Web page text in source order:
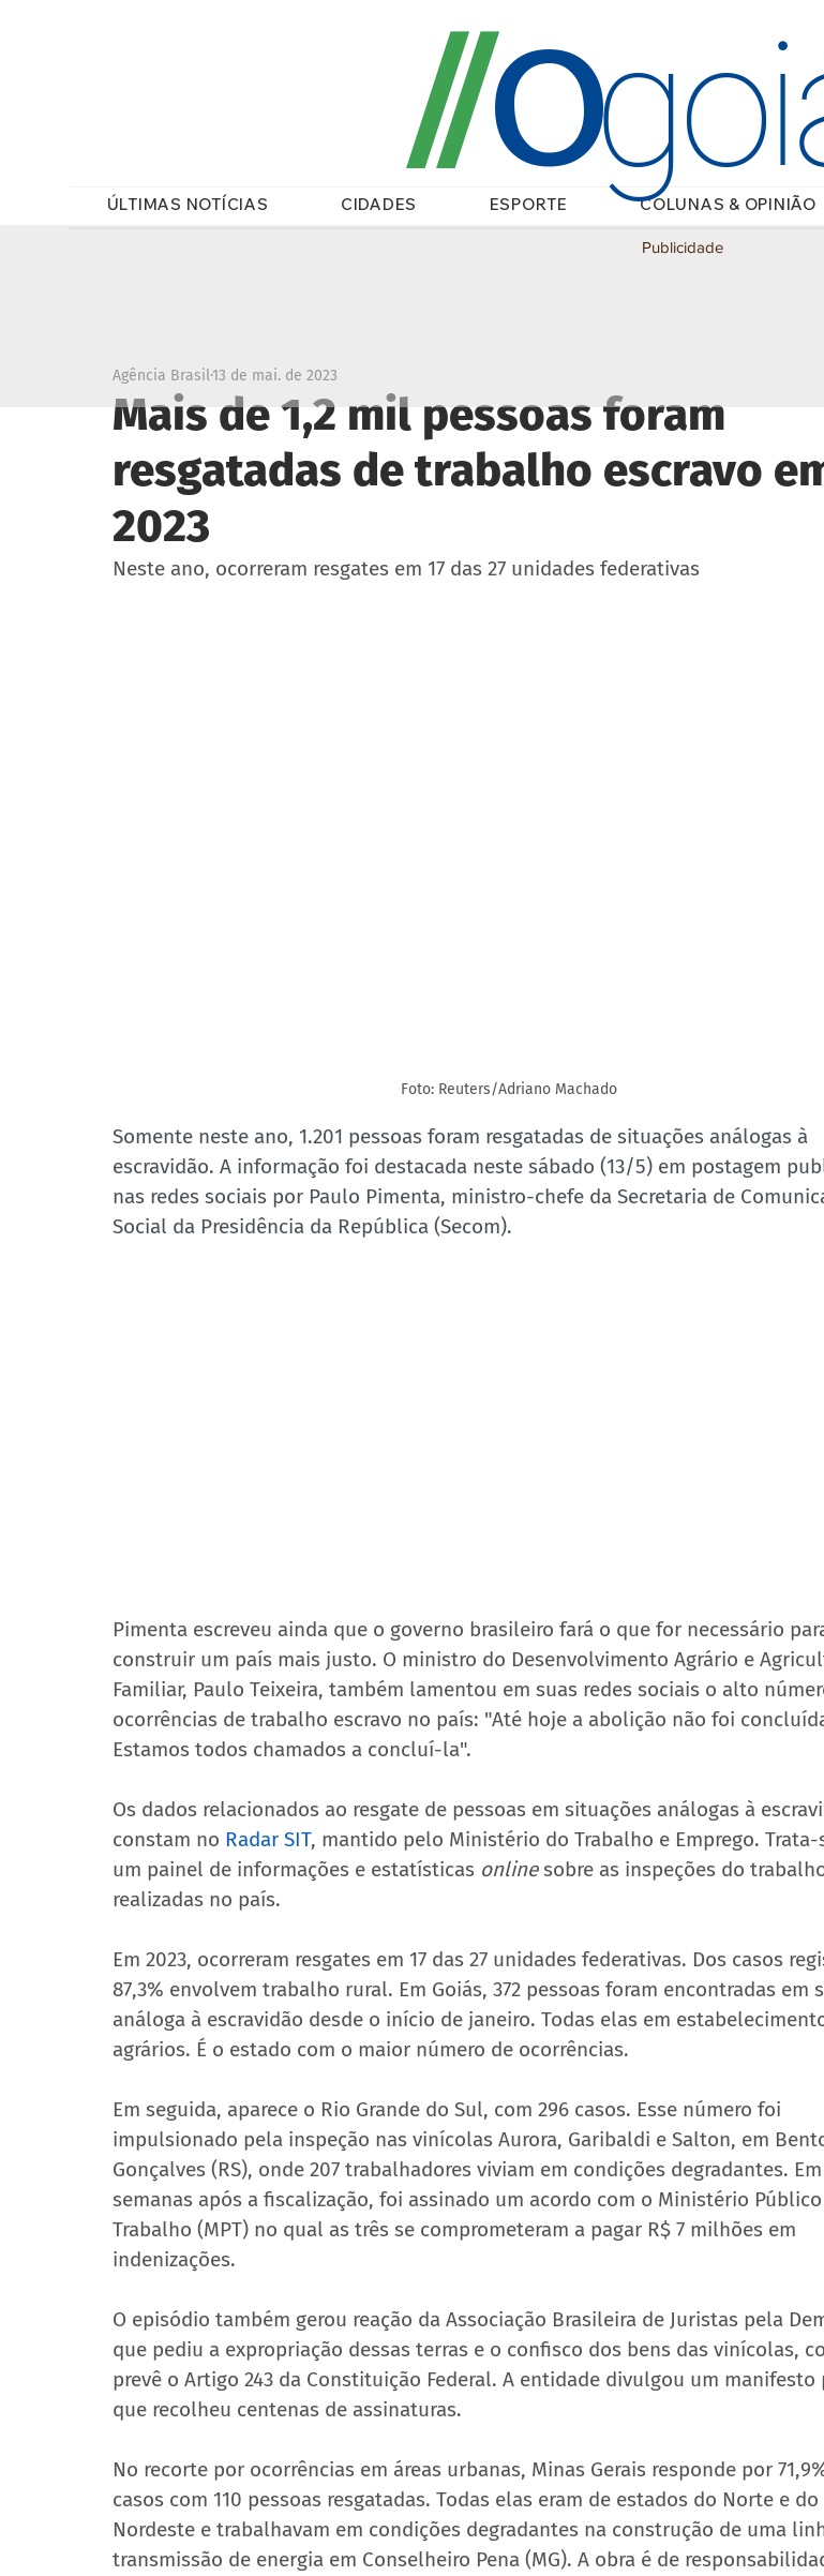
ÚLTIMAS NOTÍCIAS CIDADES ESPORTE COLUNAS & OPINIÃO
//O
Mais de 1,2 mil pessoas foram
resgatadas de trabalho escravo
2023
Agência Brasil13 de mai. de 2023
Neste ano, ocorreram resgates em 17 das 27 unidades federativas
Foto: Reuters/Adriano Machado
Somente neste ano, 1.201 pessoas foram resgatadas de situações análogas à
escravidão. A informação foi destacada neste sábado (13/5) em postagem
nas redes sociais por Paulo Pimenta, ministro-chefe da Secretaria de
Social da Presidência da República (Secom).
Pimenta escreveu ainda que o governo brasileiro fará o que for necessário
construir um país mais justo. O ministro do Desenvolvimento Agrário e
Familiar, Paulo Teixeira, também lamentou em suas redes sociais o alto
ocorrências de trabalho escravo no país: "Até hoje a abolição não foi
Estamos todos chamados a concluí-la".
Os dados relacionados ao resgate de pessoas em situações análogas à
constam no Radar SIT, mantido pelo Ministério do Trabalho e Emprego. Trata-
um painel de informações e estatísticas online sobre as inspeções do
realizadas no país.
Em 2023, ocorreram resgates em 17 das 27 unidades federativas. Dos casos
87,3% envolvem trabalho rural. Em Goiás, 372 pessoas foram encontradas em
análoga à escravidão desde o início de janeiro. Todas elas em
agrários. É o estado com o maior número de ocorrências.
Em seguida, aparece o Rio Grande do Sul, com 296 casos. Esse número foi
impulsionado pela inspeção nas vinícolas Aurora, Garibaldi e Salton, em
Gonçalves (RS), onde 207 trabalhadores viviam em condições degradantes.
semanas após a fiscalização, foi assinado um acordo com o Ministério
Trabalho (MPT) no qual as três se comprometeram a pagar R$ 7 milhões em
indenizações.
O episódio também gerou reação da Associação Brasileira de Juristas pela
que pediu a expropriação dessas terras e o confisco dos bens das vinícolas,
prevê o Artigo 243 da Constituição Federal. A entidade divulgou um manifesto
que recolheu centenas de assinaturas.
No recorte por ocorrências em áreas urbanas, Minas Gerais responde por
casos com 110 pessoas resgatadas. Todas elas eram de estados do Norte e do
Nordeste e trabalhavam em condições degradantes na construção de uma
transmissão de energia em Conselheiro Pena (MG). A obra é de
Publicidade